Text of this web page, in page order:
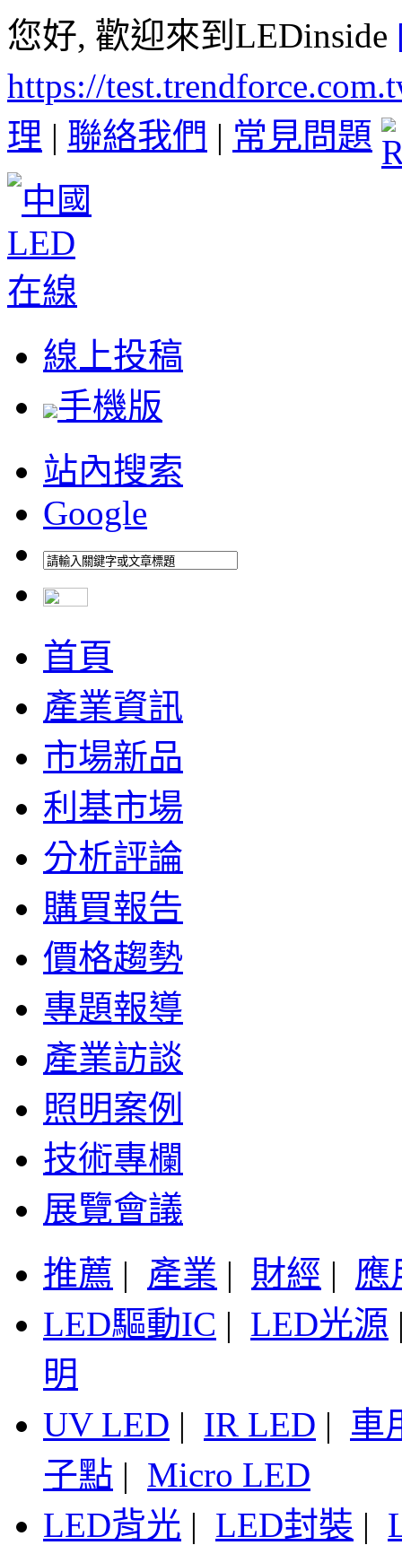
您好, 歡迎來到LEDinside
https://
理 | 聯絡我們 | 常見問題
線上投稿
手機版
站內搜索
Google
首頁
產業資訊
市場新品
利基市場
分析評論
購買報告
價格趨勢
專題報導
產業訪談
照明案例
技術專欄
展覽會議
推薦 | 產業 | 財經 | 應
LED驅動IC | LED光源
明
UV LED | IR LED | 車
子點 | Micro LED
LED背光 | LED封裝 |